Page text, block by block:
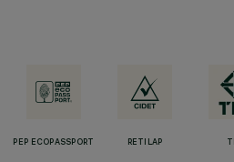
PEP ECOPASSPORT RETILAP